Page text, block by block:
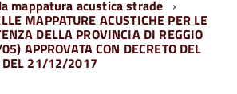
mappatura acustica strade
MAPPATURE ACUSTICHE PER LE
DELLA PROVINCIA DI REGGIO
APPROVATA CON DECRETO DEL
DEL 21/12/2017